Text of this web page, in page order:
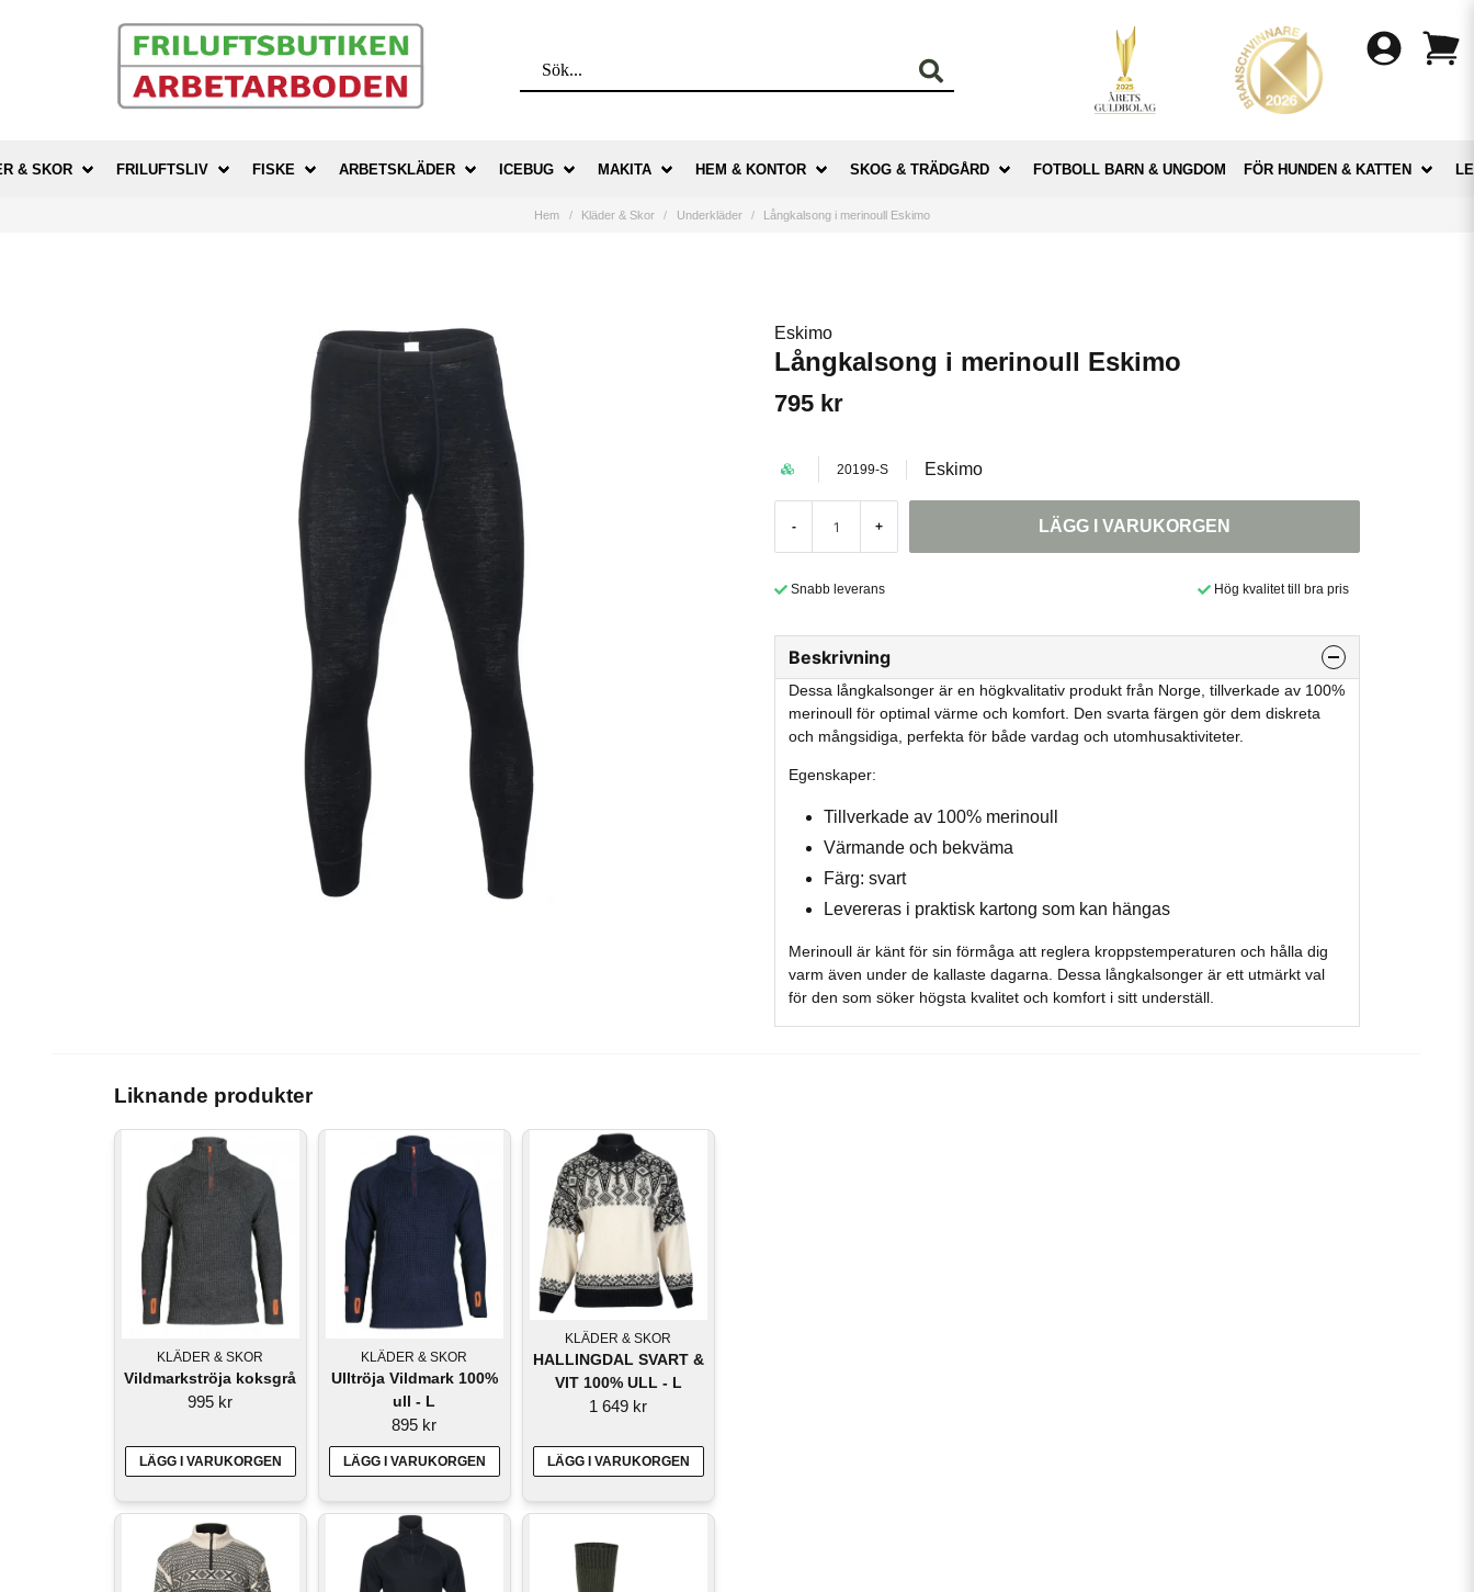
& SKOR FRILUFTSLIV FISKE ARBETSKLÄDER ICEBUG MAKITA HEM & KONTOR SKOG & TRÄDGÅRD FOTBOLL BARN & UNGDOM FÖR HUNDEN & KATTEN
Hem Kläder & Skor Underkläder Långkalsong i merinoull Eskimo
Eskimo
Långkalsong i merinoull Eskimo
795 kr
20199-S Eskimo
- + LÄGG I VARUKORGEN
Snabb leverans Hög kvalitet till bra pris
Beskrivning
Dessa långkalsonger är en högkvalitativ produkt från Norge, tillverkade av 100%
merinoull för optimal värme och komfort. Den svarta färgen gör dem diskreta
och mångsidiga, perfekta för både vardag och utomhusaktiviteter.
Egenskaper:
Tillverkade av 100% merinoull
Värmande och bekväma
Färg: svart
Levereras i praktisk kartong som kan hängas
Merinoull är känt för sin förmåga att reglera kroppstemperaturen och hålla dig
varm även under de kallaste dagarna. Dessa långkalsonger är ett utmärkt val
för den som söker högsta kvalitet och komfort i sitt underställ.
Liknande produkter
KLÄDER & SKOR
Vildmarkströja koksgrå
995 kr
LÄGG I VARUKORGEN
KLÄDER & SKOR
Ulltröja Vildmark 100%
ull - L
895 kr
LÄGG I VARUKORGEN
KLÄDER & SKOR
HALLINGDAL SVART &
VIT 100% ULL - L
1 649 kr
LÄGG I VARUKORGEN